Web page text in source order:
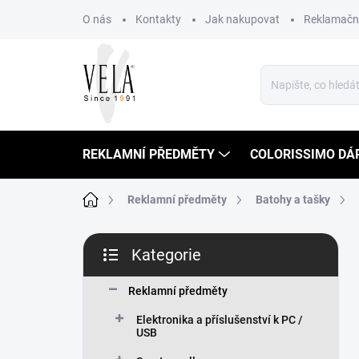
O nás Kontakty Jak nakupovat
REKLAMNÍ PŘEDMĚTY COLORISSIMO
Domů Reklamní předměty Batohy a tašky
P
s
kategorie
Kategorie
Reklamní předměty
Elektronika a příslušenství k PC /
USB